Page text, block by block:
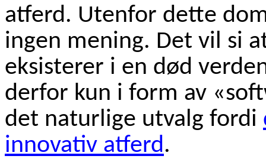
atferd. Utenfor dette
ingen mening. Det vil si
eksisterer i en død
derfor kun i form av
det naturlige utvalg fordi
innovativ atferd.